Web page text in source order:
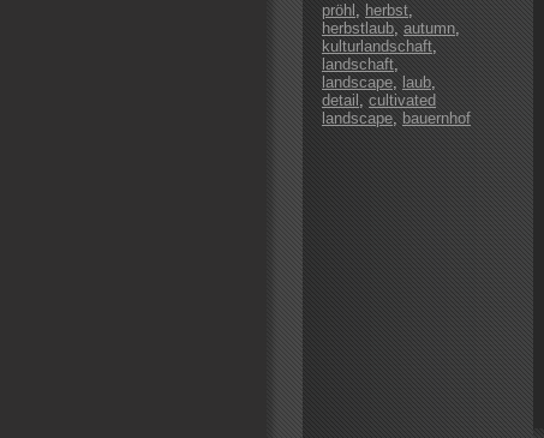
pröhl , herbst,
herbstlaub, autumn,
kulturlandschaft,
landschaft,
landscape, laub,
detail , cultivated
landscape, bauernhof